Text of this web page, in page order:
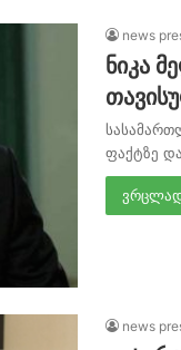
news
ნიკა
ფაქტზე
news